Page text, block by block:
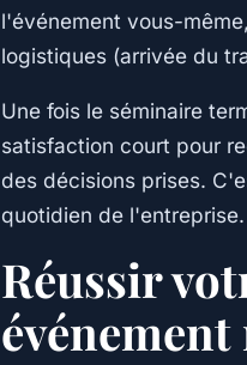
l'événement vous-
logistiques (arrivée du
Une fois le séminaire
satisfaction court pour
des décisions prises.
quotidien de l'entreprise.
Réussir